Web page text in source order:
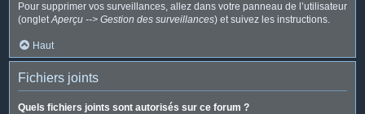
Pour supprimer vos surveillances, allez dans votre panneau de l’utilisateur
(ongletAperçu --> Gestion des surveillances) et suivez les instructions.
Haut
Fichiers joints
Quels fichiers joints sont autorisés sur ce forum ?